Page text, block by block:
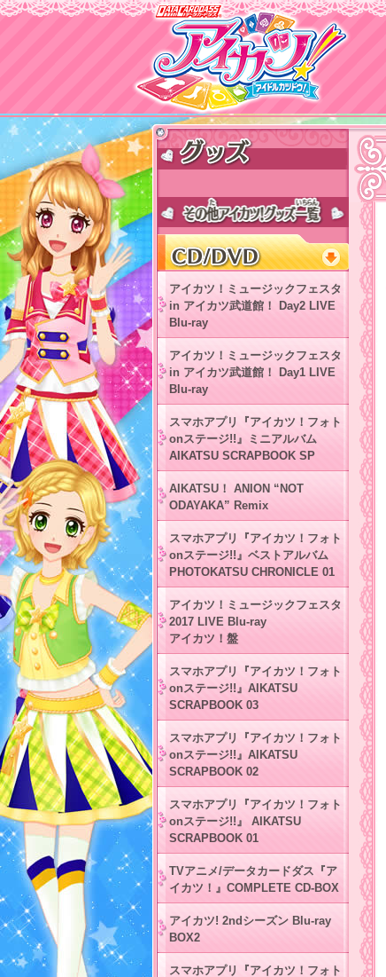
アイカツ！ミュージックフェスタ
in アイカツ武道館！ Day2 LIVE
Blu-ray
アイカツ！ミュージックフェスタ
in アイカツ武道館！ Day1 LIVE
Blu-ray
スマホアプリ『アイカツ！フォト
onステージ!!』ミニアルバム
AIKATSU SCRAPBOOK SP
AIKATSU！ ANION “NOT
ODAYAKA” Remix
スマホアプリ『アイカツ！フォト
onステージ!!』ベストアルバム
PHOTOKATSU CHRONICLE 01
アイカツ！ミュージックフェスタ
2017 LIVE Blu-ray
アイカツ！盤
スマホアプリ『アイカツ！フォト
onステージ!!』AIKATSU
SCRAPBOOK 03
スマホアプリ『アイカツ！フォト
onステージ!!』AIKATSU
SCRAPBOOK 02
スマホアプリ『アイカツ！フォト
onステージ!!』 AIKATSU
SCRAPBOOK 01
TVアニメ/データカードダス『ア
イカツ！』COMPLETE CD-BOX
アイカツ! 2ndシーズン Blu-ray
BOX2
スマホアプリ『アイカツ！フォト